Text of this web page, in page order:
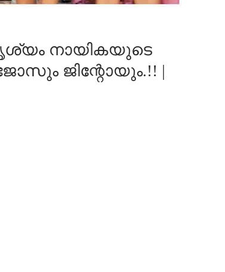
നായികയുടെ
ജിന്റോയും.!! |